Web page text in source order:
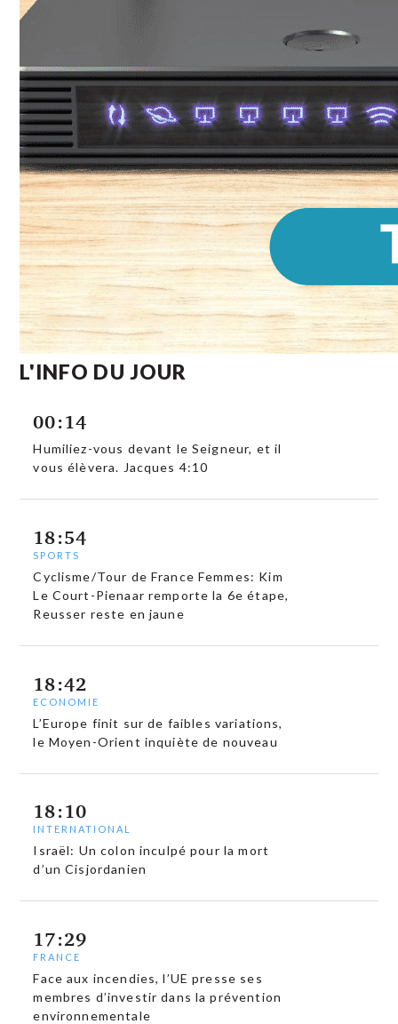
L'INFO DU JOUR
00:14
Humiliez-vous devant le Seigneur, et il
vous élèvera. Jacques 4:10
18:54
SPORTS
Cyclisme/Tour de France Femmes: Kim
Le Court-Pienaar remporte la 6e étape,
Reusser reste en jaune
18:42
ECONOMIE
L’Europe finit sur de faibles variations,
le Moyen-Orient inquiète de nouveau
18:10
INTERNATIONAL
Israël: Un colon inculpé pour la mort
d’un Cisjordanien
17:29
FRANCE
Face aux incendies, l’UE presse ses
membres d’investir dans la prévention
environnementale